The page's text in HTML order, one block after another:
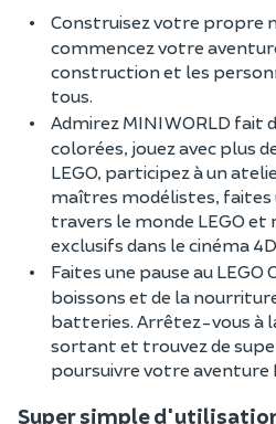
Construisez votre propre
commencez votre
construction et les
tous.
Admirez MINI WORLD fait
colorées, jouez avec plus
LEGO, participez à un
maîtres modélistes, faites
travers le monde LEGO et
exclusifs dans le cinéma
Faites une pause au LEGO
boissons et de la
batteries. Arrêtez-vous à
sortant et trouvez de
poursuivre votre aventure
Super simple